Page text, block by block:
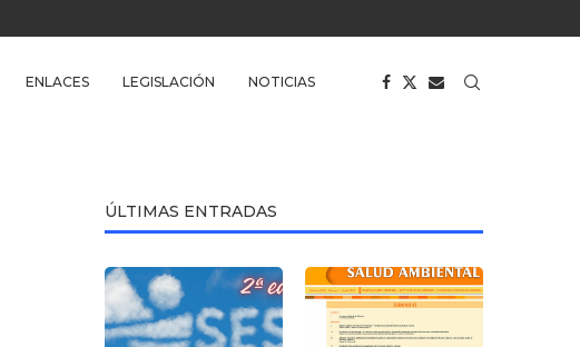
ENLACES LEGISLACIÓN NOTICIAS
ÚLTIMAS ENTRADAS